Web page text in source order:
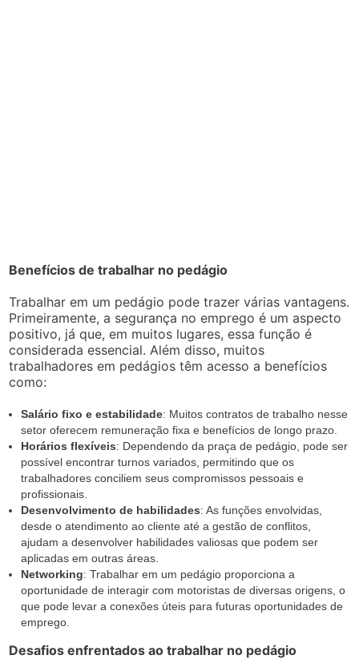
Benefícios de trabalhar no pedágio
Trabalhar em um pedágio pode trazer várias vantagens.
Primeiramente, a segurança no emprego é um aspecto
positivo, já que, em muitos lugares, essa função é
considerada essencial. Além disso, muitos
trabalhadores em pedágios têm acesso a benefícios
como:
Salário fixo e estabilidade: Muitos contratos de trabalho nesse
setor oferecem remuneração fixa e benefícios de longo prazo.
Horários flexíveis: Dependendo da praça de pedágio, pode ser
possível encontrar turnos variados, permitindo que os
trabalhadores conciliem seus compromissos pessoais e
profissionais.
Desenvolvimento de habilidades: As funções envolvidas,
desde o atendimento ao cliente até a gestão de conflitos,
ajudam a desenvolver habilidades valiosas que podem ser
aplicadas em outras áreas.
Networking: Trabalhar em um pedágio proporciona a
oportunidade de interagir com motoristas de diversas origens, o
que pode levar a conexões úteis para futuras oportunidades de
emprego.
Desafios enfrentados ao trabalhar no pedágio